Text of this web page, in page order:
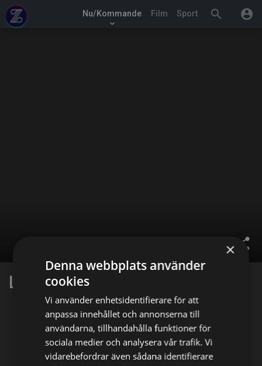
search account_circle
Nu/Kommande
keyboard_arrow_down
Film Sport
share
Liu Jia Xi
Facebook X E-postadress
×
Denna webbplats använder
cookies
Vi använder enhetsidentifierare för att
anpassa innehållet och annonserna till
användarna, tillhandahålla funktioner för
sociala medier och analysera vår trafik. Vi
vidarebefordrar även sådana identifierare